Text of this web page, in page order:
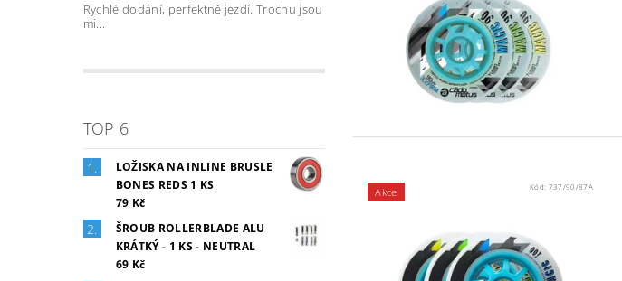
Rychlé dodání, perfektně jezdí. Trochu jsou
mi...
TOP 6
LOŽISKA NA INLINE BRUSLE
BONES REDS 1 KS
79 Kč
ŠROUB ROLLERBLADE ALU
KRÁTKÝ - 1 KS - NEUTRAL
69 Kč
Akce Kód: 737/90/87A